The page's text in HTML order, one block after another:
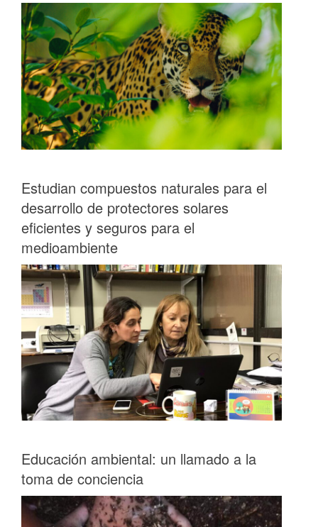
Estudian compuestos naturales para el
desarrollo de protectores solares
eficientes y seguros para el
medioambiente
Educación ambiental: un llamado a la
toma de conciencia